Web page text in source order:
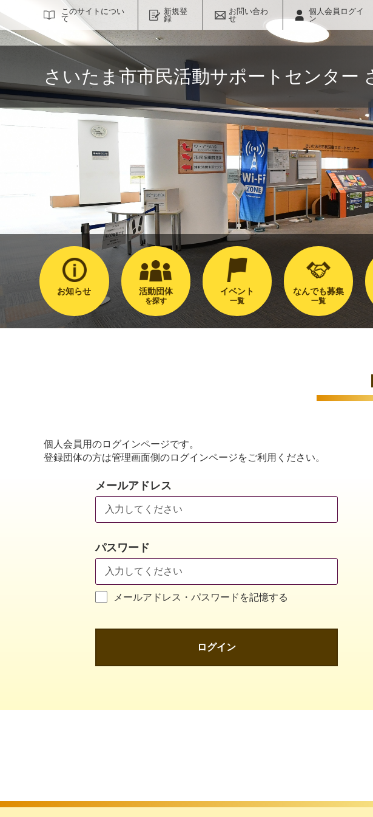
このサイトについ
て
新規登
録
お問い合わ
せ
個人会員ログイ
ン
さいたま市市民活動サポートセンター
お知らせ 活動団体
を探す
イベント
一覧
なんでも募集
一覧
個人会員用のログインページです。
登録団体の方は管理画面側のログインページをご利用ください。
メールアドレス
パスワード
メールアドレス・パスワードを記憶する
ログイン